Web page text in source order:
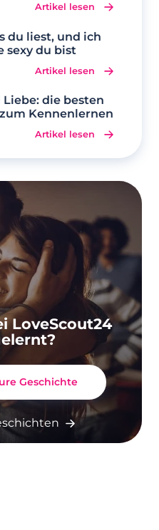
Artikel lesen
du liest, und ich
sexy du bist
Artikel lesen
Liebe: die besten
Kennenlernen
Artikel lesen
LoveScout24
Geschichte